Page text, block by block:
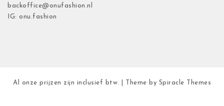
backoffice@onufashion.nl
IG: onu.fashion
Al onze prijzen zijn inclusief btw. | Theme by Spiracle Themes